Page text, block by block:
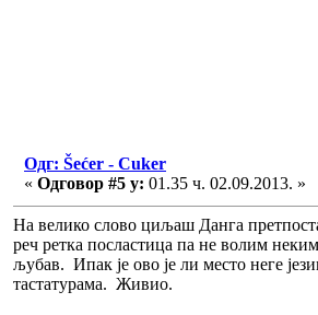
Одг: Šećer - Cuker
« Одговор #5 у: 01.35 ч. 02.09.2013. »
На велико слово циљаш Данга
реч ретка посластица па не волим
љубав. Ипак је ово је ли место неге
тастатурама. Живио.